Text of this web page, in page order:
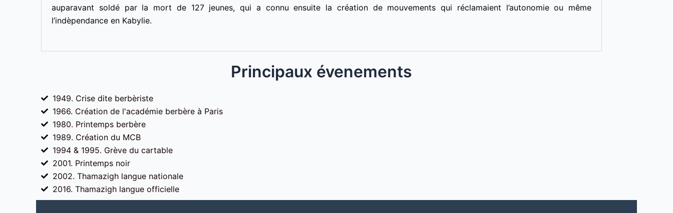
auparavant soldé par la mort de 127 jeunes, qui a connu ensuite la création de mouvements qui réclamaient l’autonomie ou même
l’indèpendance en Kabylie.
Principaux évenements
1949. Crise dite berbèriste
1966. Création de l'académie berbère à Paris
1980. Printemps berbère
1989. Création du MCB
1994 & 1995. Grève du cartable
2001. Printemps noir
2002. Thamazigh langue nationale
2016. Thamazigh langue officielle